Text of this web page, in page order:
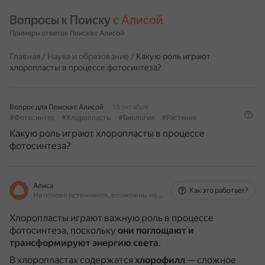
Вопросы к Поиску с Алисой
Примеры ответов Поиска с Алисой
Главная / Наука и образование / Какую роль играют
хлоропласты в процессе фотосинтеза?
Вопрос для Поиска с Алисой
15 октября
#Фотосинтез
#Хлоропласты #Биология #Растения
Какую роль играют хлоропласты в процессе
фотосинтеза?
Алиса
На основе источников, возможны неточности
Как это работает?
Хлоропласты играют важную роль в процессе
фотосинтеза, поскольку они поглощают и
трансформируют энергию света.
В хлоропластах содержатся хлорофилл — сложное